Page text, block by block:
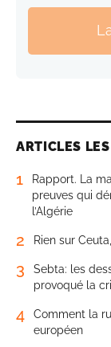
ARTICLES
1
Rapport. La
preuves qui
l’Algérie
2 Rien sur
3
Sebta: les
provoqué la
4
Comment la
européen